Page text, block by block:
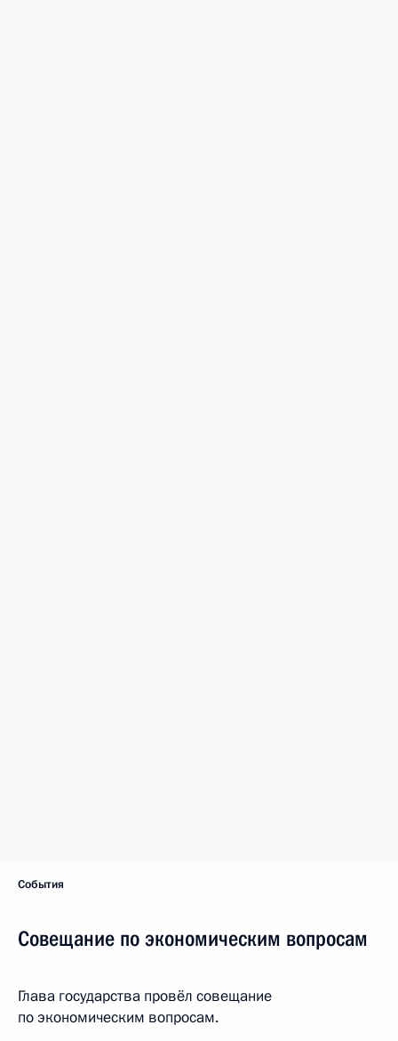
События
Совещание по экономическим вопросам
Глава государства провёл совещание
по экономическим вопросам.